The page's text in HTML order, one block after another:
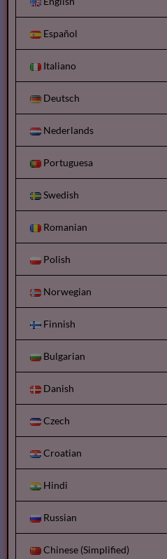
Español
Italiano
Deutsch
Nederlands
Portuguesa
Swedish
Romanian
Polish
Norwegian
Finnish
Bulgarian
Danish
Czech
Croatian
Hindi
Russian
Chinese (Simplified)